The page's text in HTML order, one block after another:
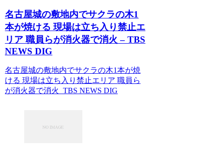
名古屋城の敷地内でサクラの木1
本が焼ける 現場は立ち入り禁止エ
リア 職員らが消火器で消火 – TBS
NEWS DIG
名古屋城の敷地内でサクラの木1本が焼
ける 現場は立ち入り禁止エリア 職員ら
が消火器で消火 TBS NEWS DIG